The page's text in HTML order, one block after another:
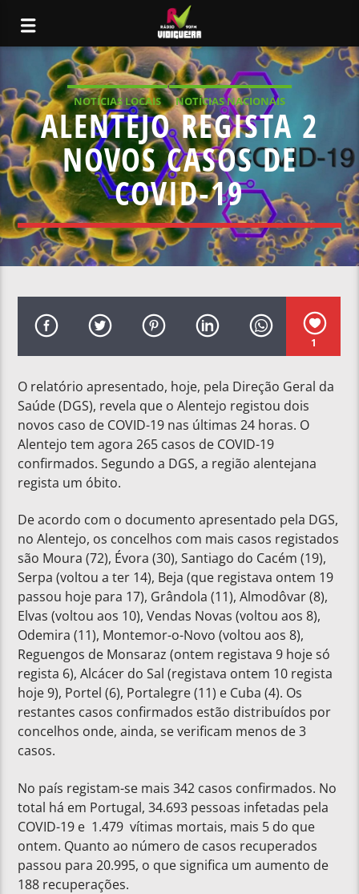
NOTÍCIAS LOCAIS NOTÍCIAS NACIONAIS
ALENTEJO REGISTA 2
NOVOS CASOS DE
COVID-19
1
O relatório apresentado, hoje, pela Direção Geral da
Saúde (DGS), revela que o Alentejo registou dois
novos caso de COVID-19 nas últimas 24 horas. O
Alentejo tem agora 265 casos de COVID-19
confirmados. Segundo a DGS, a região alentejana
regista um óbito.
De acordo com o documento apresentado pela DGS,
no Alentejo, os concelhos com mais casos registados
são Moura (72), Évora (30), Santiago do Cacém (19),
Serpa (voltou a ter 14), Beja (que registava ontem 19
passou hoje para 17), Grândola (11), Almodôvar (8),
Elvas (voltou aos 10), Vendas Novas (voltou aos 8),
Odemira (11), Montemor-o-Novo (voltou aos 8),
Reguengos de Monsaraz (ontem registava 9 hoje só
regista 6), Alcácer do Sal (registava ontem 10 regista
hoje 9), Portel (6), Portalegre (11) e Cuba (4). Os
restantes casos confirmados estão distribuídos por
concelhos onde, ainda, se verificam menos de 3
casos.
No país registam-se mais 342 casos confirmados. No
total há em Portugal, 34.693 pessoas infetadas pela
COVID-19 e 1.479 vítimas mortais, mais 5 do que
ontem. Quanto ao número de casos recuperados
passou para 20.995, o que significa um aumento de
188 recuperações.